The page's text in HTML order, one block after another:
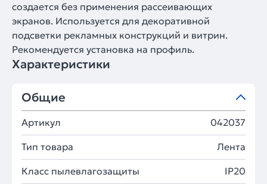
создается без применения рассеивающих
экранов. Используется для декоративной
подсветки рекламных конструкций и витрин.
Рекомендуется установка на профиль.
Характеристики
Общие
Артикул 042037
Тип товара Лента
Класс пылевлагозащиты IP20